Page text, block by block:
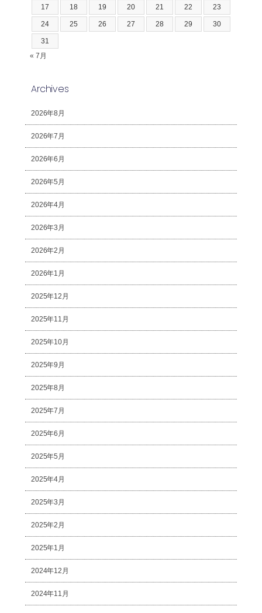
17 18 19 20 21 22 23
24 25 26 27 28 29 30
31
« 7月
Archives
2026年8月
2026年7月
2026年6月
2026年5月
2026年4月
2026年3月
2026年2月
2026年1月
2025年12月
2025年11月
2025年10月
2025年9月
2025年8月
2025年7月
2025年6月
2025年5月
2025年4月
2025年3月
2025年2月
2025年1月
2024年12月
2024年11月